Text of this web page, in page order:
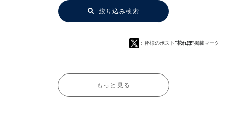
絞り込み検索
：皆様のポスト“花れぽ”掲載マーク
もっと見る